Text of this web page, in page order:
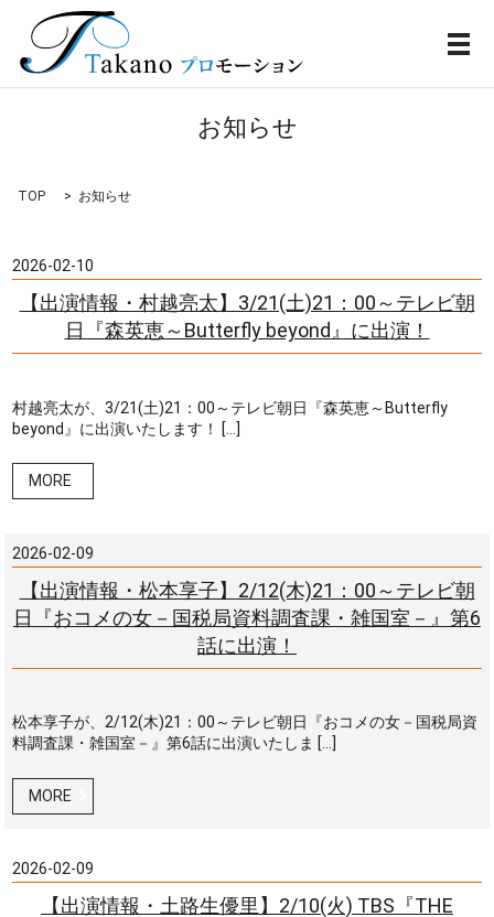
メ
お知らせ
TOP お知らせ
2026-02-10
【出演情報・村越亮太】3/21(土)21：00～テレビ朝
日『森英恵～Butterfly beyond』に出演！
村越亮太が、3/21(土)21：00～テレビ朝日『森英恵～Butterfly
beyond』に出演いたします！ […]
MORE
2026-02-09
【出演情報・松本享子】2/12(木)21：00～テレビ朝
日『おコメの女－国税局資料調査課・雑国室－』第6
話に出演！
松本享子が、2/12(木)21：00～テレビ朝日『おコメの女－国税局資
料調査課・雑国室－』第6話に出演いたしま […]
MORE
2026-02-09
【出演情報・土路生優里】2/10(火) TBS『THE